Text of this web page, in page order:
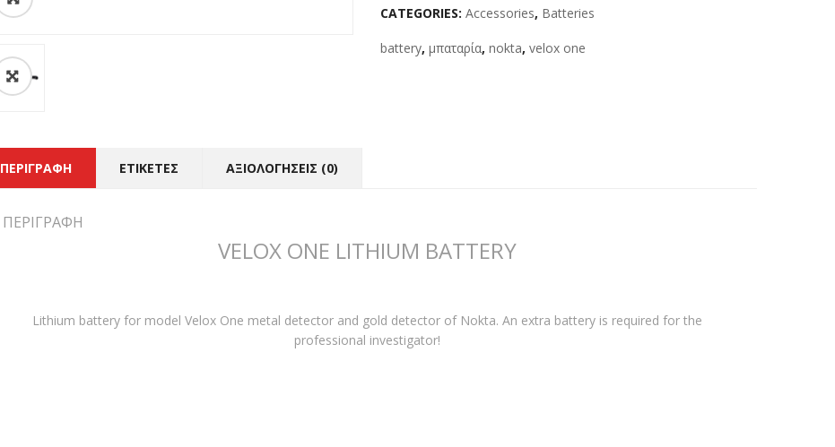
CATEGORIES: Accessories, Batteries
battery, μπαταρία, nokta, velox one
ΠΕΡΙΓΡΑΦΉ ΕΤΙΚΈΤΕΣ ΑΞΙΟΛΟΓΉΣΕΙΣ (0)
ΠΕΡΙΓΡΑΦΉ
VELOX ONE LITHIUM BATTERY
Lithium battery for model Velox One metal detector and gold detector of Nokta. An extra battery is required for the
professional investigator!